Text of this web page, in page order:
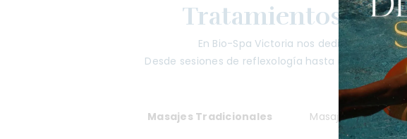
Tratamientos de
En Bio-Spa Victoria nos dedicamos a
Desde sesiones de reflexología hasta relajantes
Masajes Tradicionales Masajes Específicos